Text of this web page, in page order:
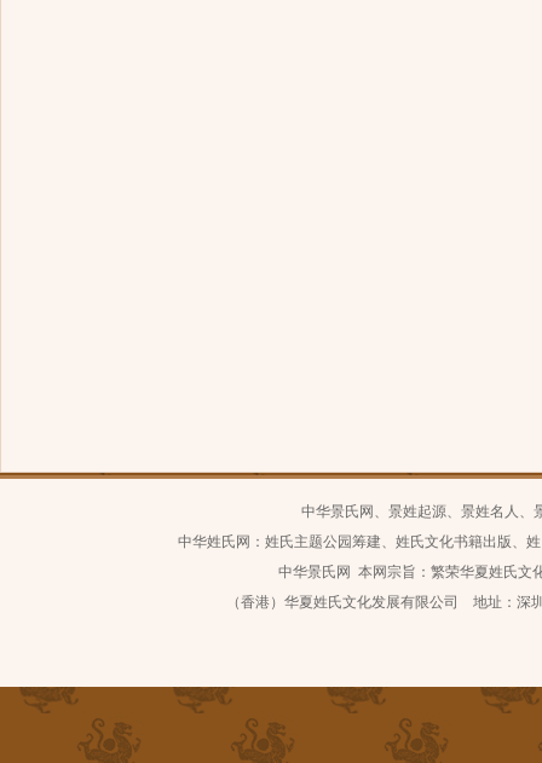
中华景氏网、景姓起源、景姓名人、
中华姓氏网：姓氏主题公园筹建、姓氏文化书籍出版、
中华景氏网 本网宗旨：繁荣华夏姓氏文
（香港）华夏姓氏文化发展有限公司 地址：